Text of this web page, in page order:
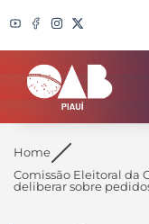
Search
Home
Comissão Eleitoral da
deliberar sobre